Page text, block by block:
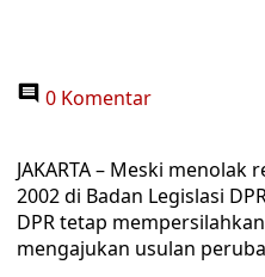
0 Komentar
JAKARTA – Meski menolak
2002 di Badan Legislasi
DPR tetap
mengajukan usulan